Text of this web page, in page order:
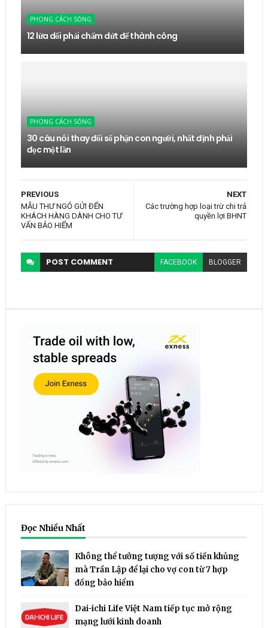
PHONG CÁCH SỐNG
12 lừa dối phải chấm dứt để thành công
PHONG CÁCH SỐNG
30 câu nói thay đổi số phận con người, nhất định phải
đọc một lần
NEXT
Các trường hợp loại trừ chi trả
quyền lợi BHNT
PREVIOUS
MẪU THƯ NGỎ GỬI ĐẾN
KHÁCH HÀNG DÀNH CHO TƯ
VẤN BẢO HIỂM
POST COMMENT FACEBOOK BLOGGER
Đọc Nhiều Nhất
Không thể tưởng tượng với số tiền khủng
mà Trần Lập để lại cho vợ con từ 7 hợp
đồng bảo hiểm
Dai-ichi Life Việt Nam tiếp tục mở rộng
mạng lưới kinh doanh